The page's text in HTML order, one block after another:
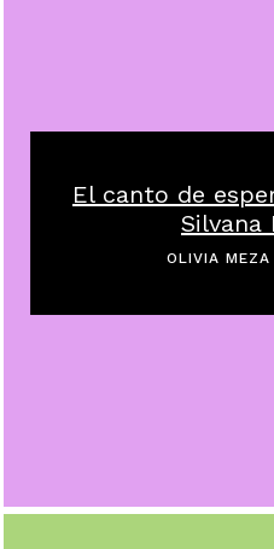
El canto de
Silvana
OLIVIA